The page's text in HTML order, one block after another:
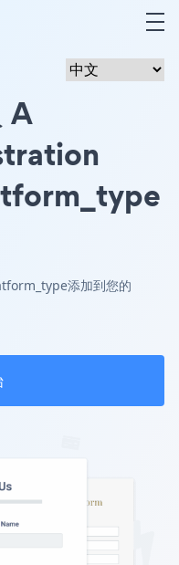
A
添加到您的